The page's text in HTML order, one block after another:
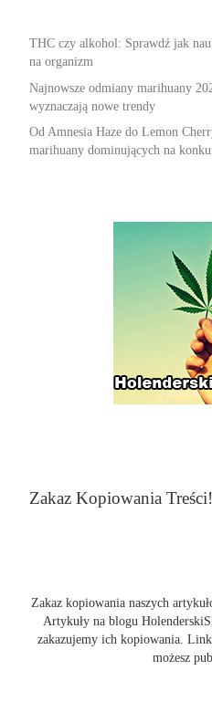
THC czy alkohol: Sprawdź jak
na organizm
Najnowsze odmiany marihuany
wyznaczają nowe trendy
Od Amnesia Haze do Lemon
marihuany dominujących na
Zakaz Kopiowania Treści!
Zakaz kopiowania naszych
Artykuły na blogu
zakazujemy ich kopiowania.
możesz